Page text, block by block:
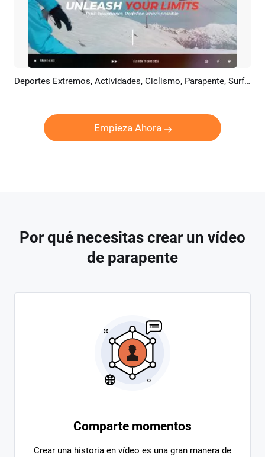
Previsualizar Crear IA Deportes Extremos, Actividades, Ciclismo, Parapente, Surf, Paracaidismo, Tráiler Promocional
Empieza Ahora
Por qué necesitas crear un vídeo
de parapente
Comparte momentos
Crear una historia en vídeo es una gran manera de